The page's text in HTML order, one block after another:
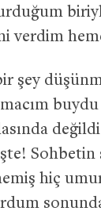
verdim
şey
buydu
Sohbetin
hiç